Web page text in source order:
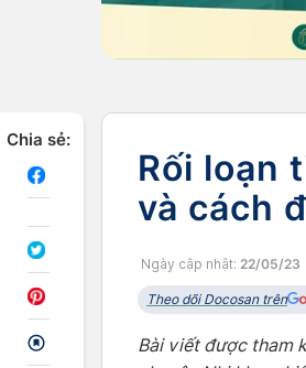
Chia sẻ:
Rối loạn
và cách
Ngày cập nhật: 22/05/23
Theo dõi Docosan trên
Bài viết được tham